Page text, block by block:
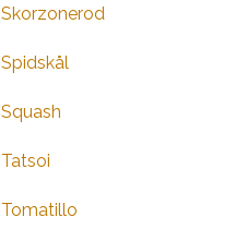
Skorzonerod
Spidskål
Squash
Tatsoi
Tomatillo